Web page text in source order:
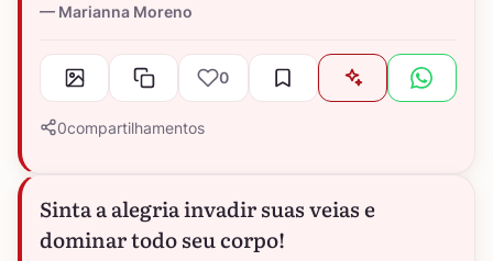
Marianna Moreno
0
0compartilhamentos
Sinta a alegria invadir suas veias e
dominar todo seu corpo!